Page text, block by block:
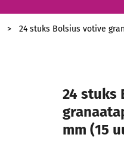
24 stuks Bolsius votive
24 stuks
mm (15